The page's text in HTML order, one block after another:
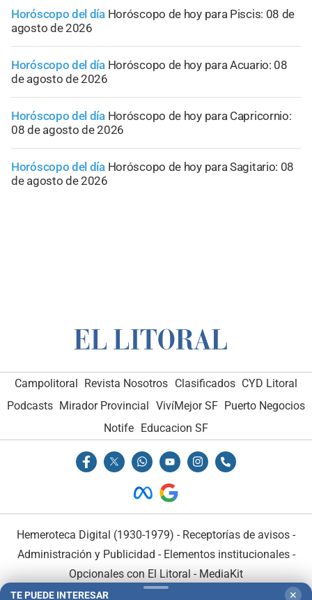
Horóscopo del día Horóscopo de hoy para Piscis: 08 de
agosto de 2026
Horóscopo del día Horóscopo de hoy para Acuario: 08
de agosto de 2026
Horóscopo del día Horóscopo de hoy para Capricornio:
08 de agosto de 2026
Horóscopo del día Horóscopo de hoy para Sagitario: 08
de agosto de 2026
Campolitoral Revista Nosotros Clasificados CYD Litoral
Podcasts Mirador Provincial VivíMejor SF Puerto Negocios
Notife Educacion SF
Hemeroteca Digital (1930-1979) - Receptorías de avisos -
Administración y Publicidad - Elementos institucionales-
Opcionales con El Litoral - MediaKit
TE PUEDE INTERESAR ✕